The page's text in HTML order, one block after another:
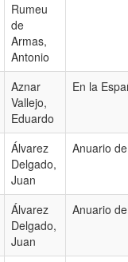
Rumeu
de
Armas,
Antonio
Aznar
Vallejo,
Eduardo
En la
Álvarez
Delgado,
Juan
Anuario
Álvarez
Delgado,
Juan
Anuario